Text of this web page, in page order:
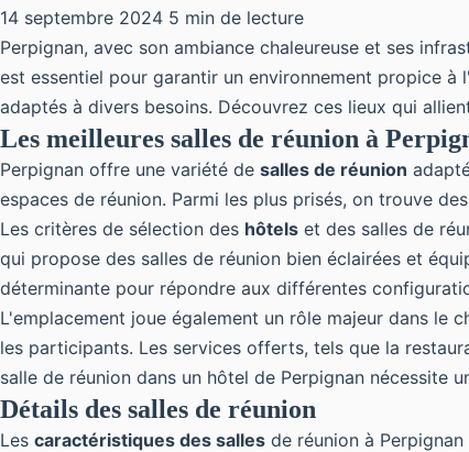
14 septembre 2024 5 min de lecture
Perpignan, avec son ambiance chaleureuse et ses
est essentiel pour garantir un environnement propice à
adaptés à divers besoins. Découvrez ces lieux qui
Les meilleures salles de réunion à
Perpignan offre une variété de salles de réunion
espaces de réunion. Parmi les plus prisés, on trouve
Les critères de sélection des hôtels et des salles de
qui propose des salles de réunion bien éclairées et
déterminante pour répondre aux différentes
L'emplacement joue également un rôle majeur dans le
les participants. Les services offerts, tels que la
salle de réunion dans un hôtel de Perpignan nécessite
Détails des salles de réunion
Les caractéristiques des salles de réunion à